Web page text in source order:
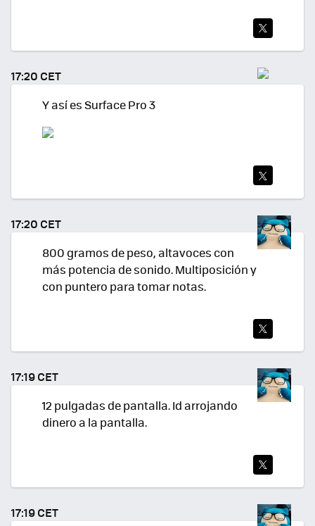
TEA
R
17:20 CET
Y así es Surface Pro 3
TEA
R
17:20 CET
800 gramos de peso, altavoces con
más potencia de sonido. Multiposición y
con puntero para tomar notas.
TEA
R
17:19 CET
12 pulgadas de pantalla. Id arrojando
dinero a la pantalla.
TWI
TEA
17:19 CET